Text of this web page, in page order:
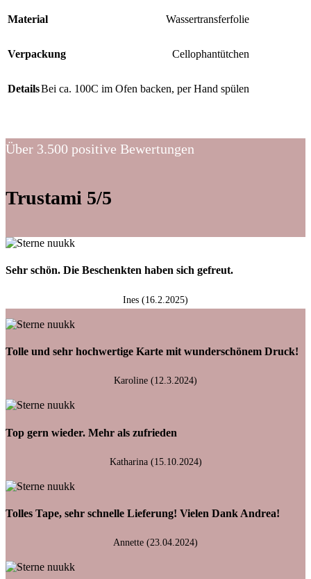
Material Wassertransferfolie
Verpackung Cellophantütchen
DetailsBei ca. 100C im Ofen backen, per Hand spülen
Über 3.500 positive Bewertungen
Trustami 5/5
Sehr schön. Die Beschenkten haben sich gefreut.
Ines (16.2.2025)
Tolle und sehr hochwertige Karte mit wunderschönem Druck!
Karoline (12.3.2024)
Top gern wieder. Mehr als zufrieden
Katharina (15.10.2024)
Tolles Tape, sehr schnelle Lieferung! Vielen Dank Andrea!
Annette (23.04.2024)